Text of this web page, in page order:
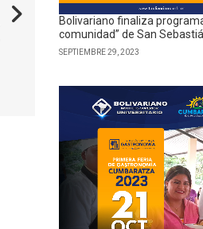
Bolivariano finaliza
comunidad” de San
SEPTIEMBRE 29, 2023